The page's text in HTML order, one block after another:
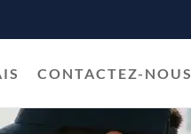
CONTACTEZ-NOUS